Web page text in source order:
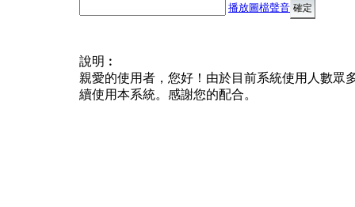
播放圖檔聲音
說明︰
親愛的使用者，您好！由於目前系統使用人數眾
續使用本系統。感謝您的配合。